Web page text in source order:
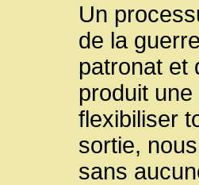
Un
de la
patronat et
produit
flexibiliser
sortie,
sans